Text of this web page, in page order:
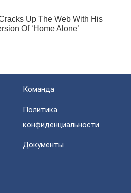
Команда
Политика
конфиденциальности
Документы